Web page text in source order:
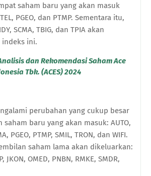
saham baru yang akan masuk
PGEO, dan PTMP. Sementara itu,
SCMA, TBIG, dan TPIA akan
ini.
dan Rekomendasi Saham Ace
Tbk. (ACES) 2024
perubahan yang cukup besar
saham baru yang akan masuk: AUTO,
PGEO, PTMP, SMIL, TRON, dan WIFI.
saham lama akan dikeluarkan:
JKON, OMED, PNBN, RMKE, SMDR,